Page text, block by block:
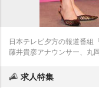
日本テレビ夕方の報道番組
藤井貴彦アナウンサー、丸
求人特集